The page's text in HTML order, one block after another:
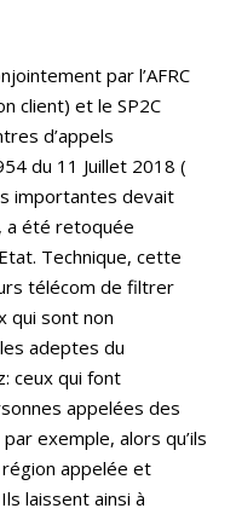
par l’AFRC
client) et le SP2C
d’appels
du 11 Juillet 2018 (
importantes devait
a été retoquée
Technique, cette
télécom de filtrer
qui sont non
adeptes du
ceux qui font
appelées des
exemple, alors qu’ils
appelée et
laissent ainsi à